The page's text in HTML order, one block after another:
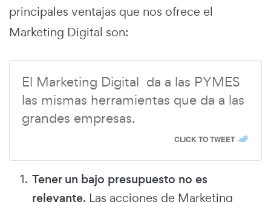
principales ventajas que nos ofrece el
Marketing Digital son:
El Marketing Digital da a las PYMES
las mismas herramientas que da a las
grandes empresas.
CLICK TO TWEET
Tener un bajo presupuesto no es
relevante. Las acciones de Marketing